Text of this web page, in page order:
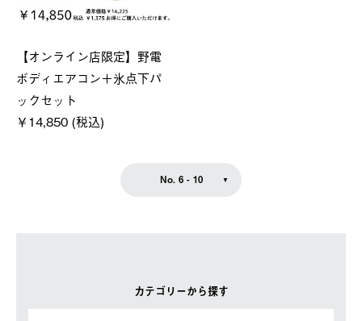
カテゴリーから探す
【オンライン店限定】野電
ボディエアコン＋氷点下パ
ックセット
￥14,850 (税込)
No. 6 - 10